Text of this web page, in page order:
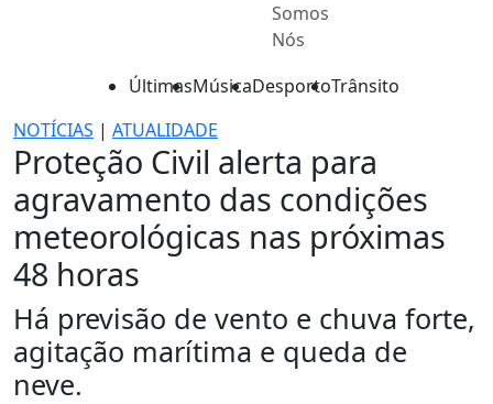
Somos
Nós
ÚltimasMúsicaDesportoTrânsito
NOTÍCIAS | ATUALIDADE
Proteção Civil alerta para
agravamento das condições
meteorológicas nas próximas
48 horas
Há previsão de vento e chuva forte,
agitação marítima e queda de
neve.